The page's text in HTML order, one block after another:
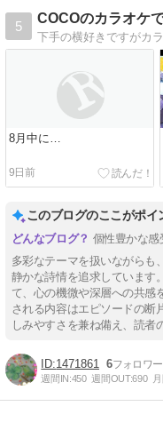
5
COCOのカラオケ
8月中に…
9日前
このブログのここがポイ
個性豊かな感
多彩なテーマを扱いながらも
静かな詩情を追求しています
て、心の機微や深層への共感
される内容はエピソードの断
しみやすさを兼ね備え、読者
1471861 6
週間IN:450 週間OUT:690